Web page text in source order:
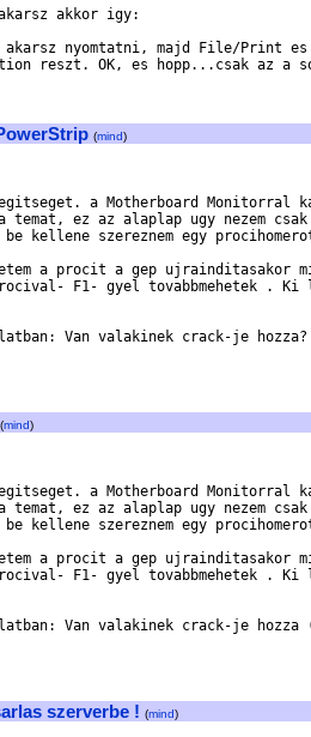
akkor igy:
nyomtatni, majd File/Print es a
reszt. OK, es hopp...csak az a
(mind)
a Motherboard Monitorral
temat, ez az alaplap ugy nezem
kellene szereznem egy
a procit a gep ujrainditasakor
F1- gyel tovabbmehetek .
Van valakinek crack-je hozza?
(mind)
a Motherboard Monitorral
temat, ez az alaplap ugy nezem
kellene szereznem egy
a procit a gep ujrainditasakor
F1- gyel tovabbmehetek .
Van valakinek crack-je hozza
szerverbe ! (mind)